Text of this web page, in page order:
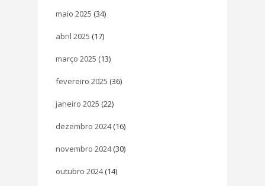
maio 2025 (34)
abril 2025 (17)
março 2025 (13)
fevereiro 2025 (36)
janeiro 2025 (22)
dezembro 2024(16)
novembro 2024(30)
outubro 2024(14)